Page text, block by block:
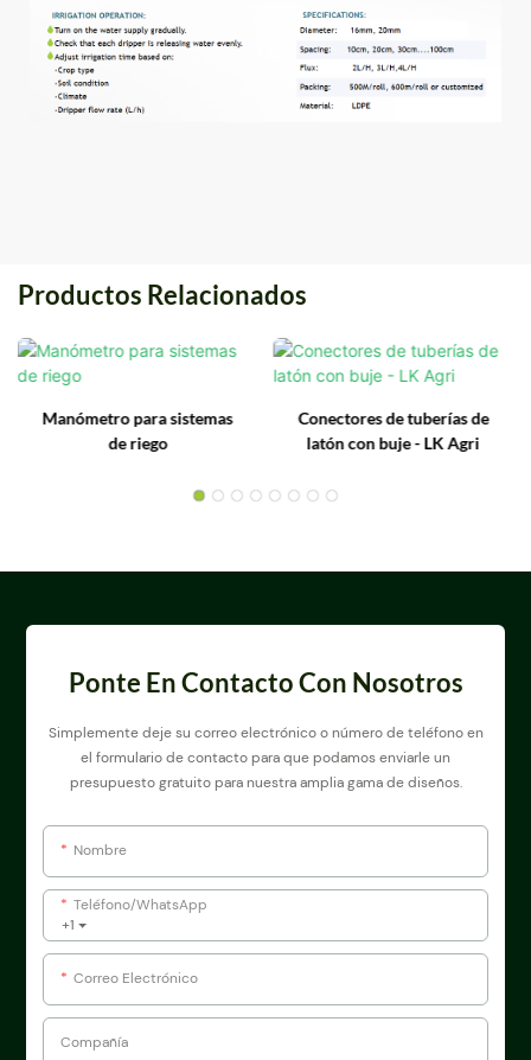
Productos Relacionados
Manómetro para sistemas
de riego
Conectores de tuberías de
latón con buje - LK Agri
Ponte En Contacto Con Nosotros
Simplemente deje su correo electrónico o número de teléfono en
el formulario de contacto para que podamos enviarle un
presupuesto gratuito para nuestra amplia gama de diseños.
Nombre
+1
Teléfono/WhatsApp
Correo Electrónico
Compañía